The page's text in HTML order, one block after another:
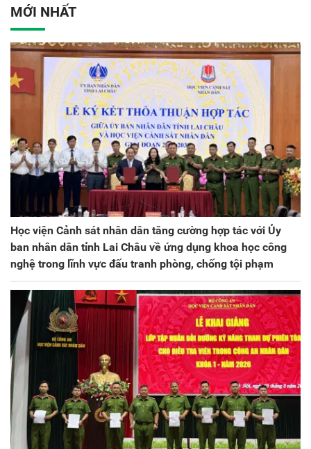
MỚI NHẤT
Học viện Cảnh sát nhân dân tăng cường hợp tác với Ủy
ban nhân dân tỉnh Lai Châu về ứng dụng khoa học công
nghệ trong lĩnh vực đấu tranh phòng, chống tội phạm